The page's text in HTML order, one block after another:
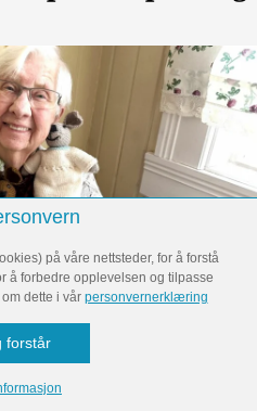
på våre nettsteder, for å forstå
å forbedre opplevelsen og tilpasse
dette i vår personvernerklæring
forstår